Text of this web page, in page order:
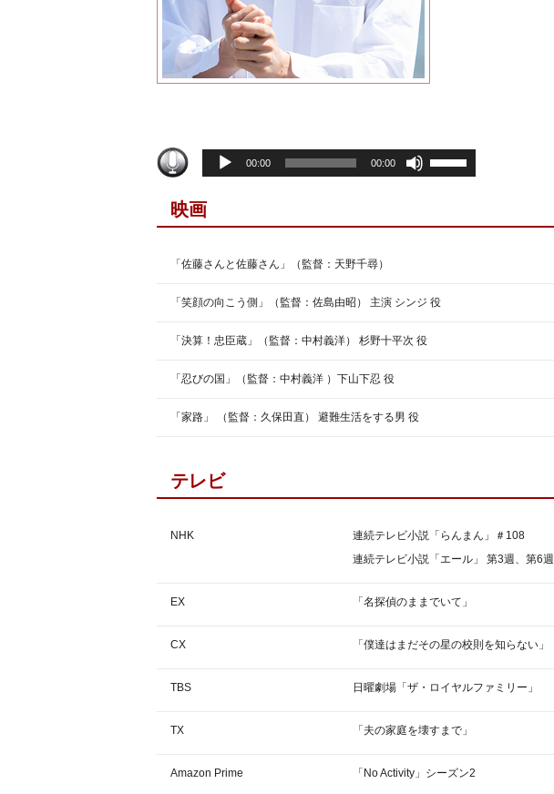
声
レ
ー
00:00 00:00
ボ
リ
は
て
だ
さ
映画
「佐藤さんと佐藤さん」（監督：天野千尋）
「笑顔の向こう側」（監督：佐島由昭） 主演 シンジ 役
「決算！忠臣蔵」（監督：中村義洋） 杉野十平次 役
「忍びの国」（監督：中村義洋 ）下山下忍 役
「家路」 （監督：久保田直） 避難生活をする男 役
テレビ
NHK 連続テレビ小説「らんまん」＃108
連続テレビ小説「エール」 第3週、第6週
EX 「名探偵のままでいて」
CX 「僕達はまだその星の校則を知らない」
TBS 日曜劇場「ザ・ロイヤルファミリー」
TX 「夫の家庭を壊すまで」
Amazon Prime 「No Activity」シーズン2